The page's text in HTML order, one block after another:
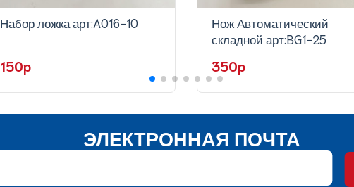
Набор ложка арт:A016-10
150p
Нож Автоматический
складной арт:BG1-25
350p
ЭЛЕКТРОННАЯ ПОЧТА